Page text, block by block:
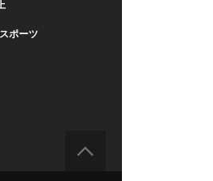
ポーツ